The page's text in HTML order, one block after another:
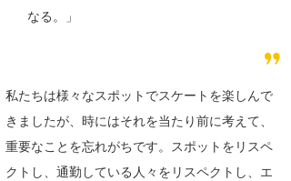
なる。」
私たちは様々なスポットでスケートを楽しんで
きましたが、時にはそれを当たり前に考えて、
重要なことを忘れがちです。スポットをリスペ
クトし、通勤している人々をリスペクトし、エ
上條将美
ゴン
米山予報士